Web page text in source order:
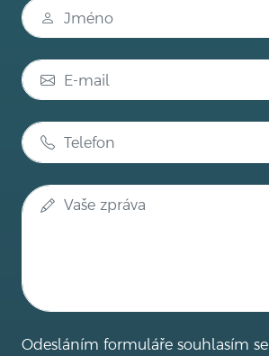
Odesláním formuláře souhlasím se